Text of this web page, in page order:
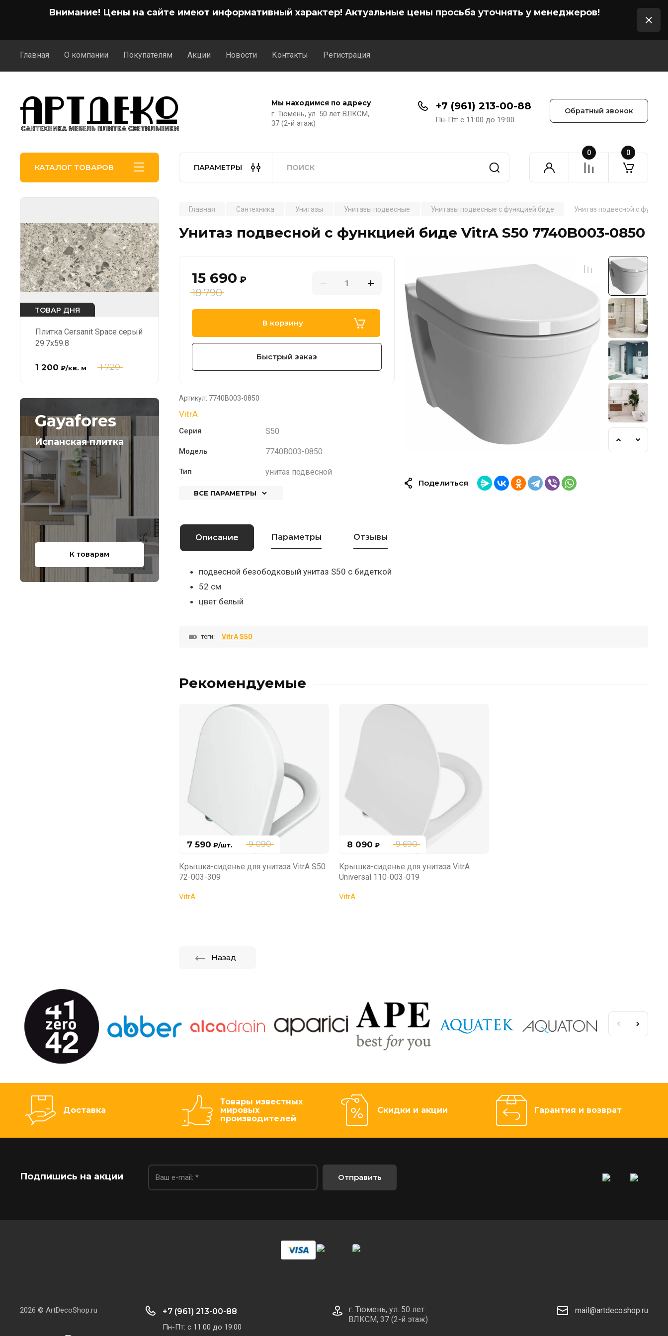
Внимание! Цены на сайте имеют информативный характер! Актуальные цены просьба уточнять у менеджеров!
Главная О компании Покупателям Акции Новости Контакты Регистрация
Мы находимся по адресу
г. Тюмень, ул. 50 лет ВЛКСМ,
37 (2-й этаж)
+7 (961) 213-00-88
Пн-Пт: с 11:00 до 19:00
Обратный звонок
КАТАЛОГ ТОВАРОВ ПАРАМЕТРЫ
0 0
ТОВАР ДНЯ
Плитка Cersanit Space серый
29.7x59.8
1 720
1 200 ₽/кв. м
Gayafores
Испанская плитка
К товарам
Главная Сантехника Унитазы Унитазы подвесные Унитазы подвесные с функцией биде Унитаз подвесной с
Унитаз подвесной с функцией биде VitrA S50 7740B003-0850
15 690 ₽
18 790
В корзину
Быстрый заказ
Артикул: 7740B003-0850
VitrA
Серия S50
Модель 7740B003-0850
Тип унитаз подвесной
ВСЕ ПАРАМЕТРЫ
Поделиться
Описание Параметры Отзывы
подвесной безободковый унитаз S50 с бидеткой
52 см
цвет белый
теги: VitrA S50
Рекомендуемые
9 090
7 590 ₽/шт.
Крышка-сиденье для унитаза VitrA S50
72-003-309
VitrA
9 690
8 090 ₽
Крышка-сиденье для унитаза VitrA
Universal 110-003-019
VitrA
Назад
Доставка
Товары известных
мировых
производителей
Скидки и акции Гарантия и возврат
Подпишись на акции Отправить
2026 © ArtDecoShop.ru +7 (961) 213-00-88
Пн-Пт: с 11:00 до 19:00
г. Тюмень, ул. 50 лет
ВЛКСМ, 37 (2-й этаж)
mail@artdecoshop.ru